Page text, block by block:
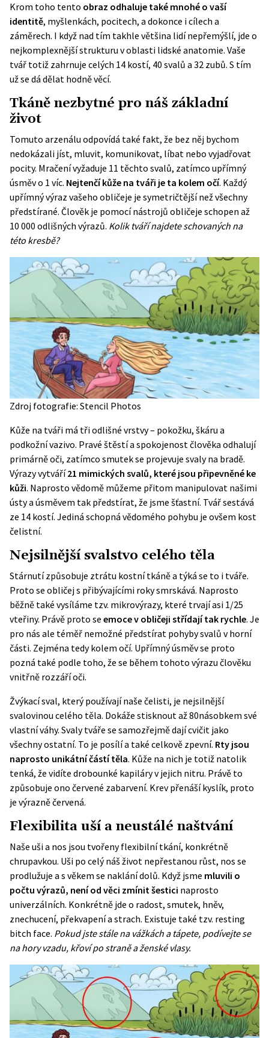
Krom toho tento obraz odhaluje také mnohé o vaší
identitě, myšlenkách, pocitech, a dokonce i cílech a
záměrech. I když nad tím takhle většina lidí nepřemýšlí, jde o
nejkomplexnější strukturu v oblasti lidské anatomie. Vaše
tvář totiž zahrnuje celých 14 kostí, 40 svalů a 32 zubů. S tím
už se dá dělat hodně věcí.
Tkáně nezbytné pro náš základní
život
Tomuto arzenálu odpovídá také fakt, že bez něj bychom
nedokázali jíst, mluvit, komunikovat, líbat nebo vyjadřovat
pocity. Mračení vyžaduje 11 těchto svalů, zatímco upřímný
úsměv o 1 víc. Nejtenčí kůže na tváři je ta kolem očí. Každý
upřímný výraz vašeho obličeje je symetričtější než všechny
předstírané. Člověk je pomocí nástrojů obličeje schopen až
10 000 odlišných výrazů. Kolik tváří najdete schovaných na
této kresbě?
Zdroj fotografie: Stencil Photos
Kůže na tváři má tři odlišné vrstvy – pokožku, škáru a
podkožní vazivo. Pravé štěstí a spokojenost člověka odhalují
primárně oči, zatímco smutek se projevuje svaly na bradě.
Výrazy vytváří21 mimických svalů, které jsou připevněné ke
kůži. Naprosto vědomě můžeme přitom manipulovat našimi
ústy a úsměvem tak předstírat, že jsme šťastní. Tvář sestává
ze 14 kostí. Jediná schopná vědomého pohybu je ovšem kost
čelistní.
Nejsilnější svalstvo celého těla
Stárnutí způsobuje ztrátu kostní tkáně a týká se to i tváře.
Proto se obličej s přibývajícími roky smrskává. Naprosto
běžně také vysíláme tzv. mikrovýrazy, které trvají asi 1/25
vteřiny. Právě proto se emoce v obličeji střídají tak rychle. Je
pro nás ale téměř nemožné předstírat pohyby svalů v horní
části. Zejména tedy kolem očí. Upřímný úsměv se proto
pozná také podle toho, že se během tohoto výrazu člověku
vnitřně rozzáří oči.
Žvýkací sval, který používají naše čelisti, je nejsilnější
svalovinou celého těla. Dokáže stisknout až 80násobkem své
vlastní váhy. Svaly tváře se samozřejmě dají cvičit jako
všechny ostatní. To je posílí a také celkově zpevní. Rty jsou
naprosto unikátní částí těla. Kůže na nich je totiž natolik
tenká, že vidíte drobounké kapiláry v jejich nitru. Právě to
způsobuje ono červené zabarvení. Krevpřenáší kyslík, proto
je výrazně červená.
Flexibilita uší a neustálé naštvání
Naše uši a nos jsou tvořeny flexibilní tkání, konkrétně
chrupavkou. Uši po celý náš život nepřestanou růst, nos se
prodlužuje a s věkem se naklání dolů. Když jsme mluvili o
počtu výrazů, není od věci zmínit šestici naprosto
univerzálních. Konkrétně jde o radost, smutek, hněv,
znechucení, překvapení a strach. Existuje také tzv. resting
bitch face. Pokud jste stále na vážkách a tápete, podívejte se
na hory vzadu, křoví po straně a ženské vlasy.